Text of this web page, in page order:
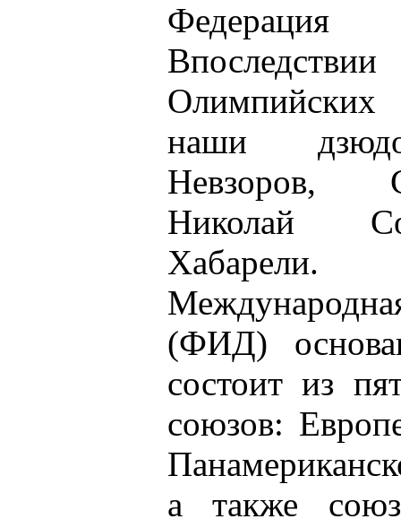
наши
Невзоров,
Николай
Хабарели.
(ФИД)
состоит из
союзов:
а также